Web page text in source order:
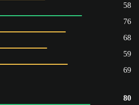
58
76
68
59
69
80